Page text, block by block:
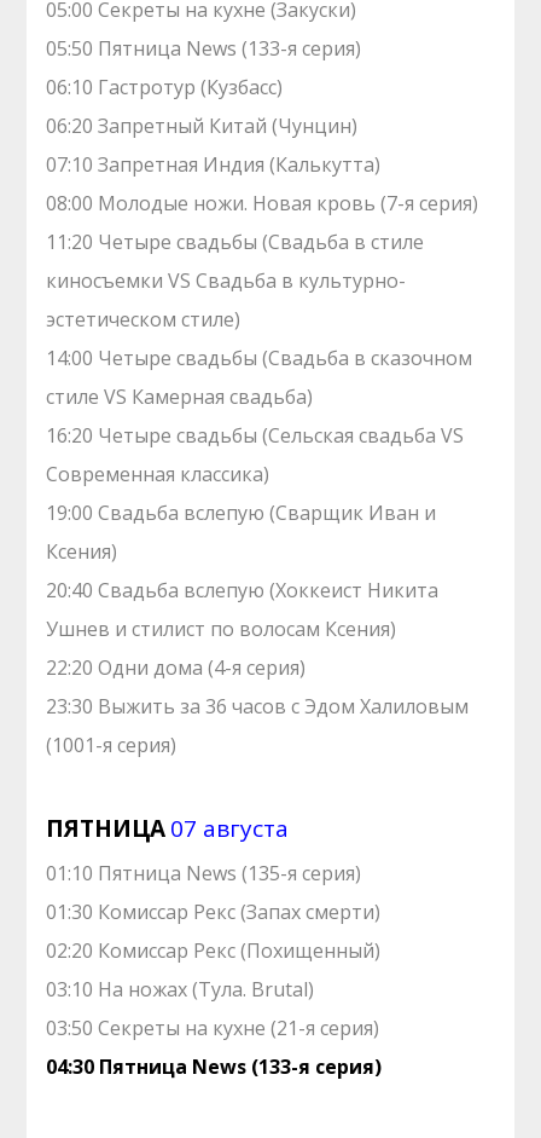
05:00 Секреты на кухне (Закуски)
05:50 Пятница News (133-я серия)
06:10 Гастротур (Кузбасс)
06:20 Запретный Китай (Чунцин)
07:10 Зaпрeтная Индия (Калькутта)
08:00 Молодые ножи. Hовая кpовь (7-я серия)
11:20 Четыре свадьбы (Свадьба в стиле
киносъемки VS Свадьба в культурно-
эстетическом стиле)
14:00 Четыре свадьбы (Свадьба в сказочном
стиле VS Камерная свадьба)
16:20 Четыре свадьбы (Сельская свадьба VS
Современная классика)
19:00 Свадьба вслепую (Сварщик Иван и
Ксения)
20:40 Свадьба вслепую (Хоккеист Никита
Ушнев и стилист по волосам Ксения)
22:20 Одни дома (4-я серия)
23:30 Выжить за 36 часов с Эдом Халиловым
(1001-я серия)
ПЯТНИЦА07 августа
01:10 Пятница News (135-я серия)
01:30 Комиссар Рекс (Запах смерти)
02:20 Комиссар Рекс (Похищенный)
03:10 На ножах (Тула. Brutal)
03:50 Секреты на кухне (21-я серия)
04:30 Пятница News (133-я серия)